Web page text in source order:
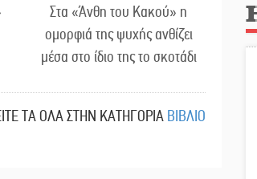
Στα «Άνθη του Κακού» η
ομορφιά της ψυχής ανθίζει
μέσα στο ίδιο της το σκοτάδι
ΤΑ ΟΛΑ ΣΤΗΝ ΚΑΤΗΓΟΡΙΑ ΒΙΒΛΙΟ